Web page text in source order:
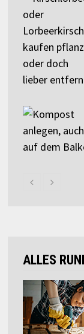
ALLES